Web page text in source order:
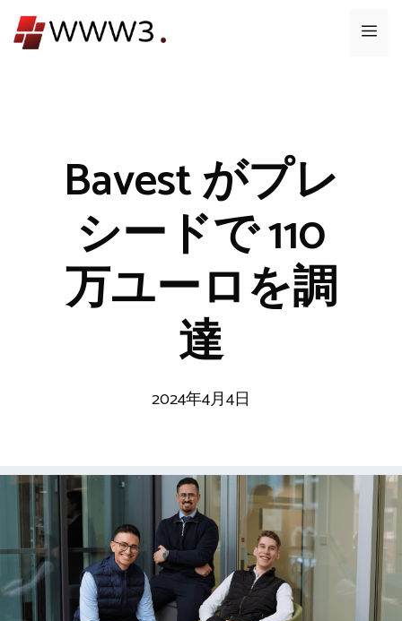
ン
メ
Bavest がプレ
シードで 110
万ユーロを調
達
2024年4月4日